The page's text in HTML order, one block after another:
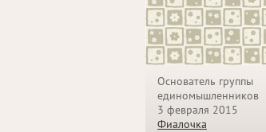
Основатель группы
единомышленников
3 февраля 2015
Фиалочка